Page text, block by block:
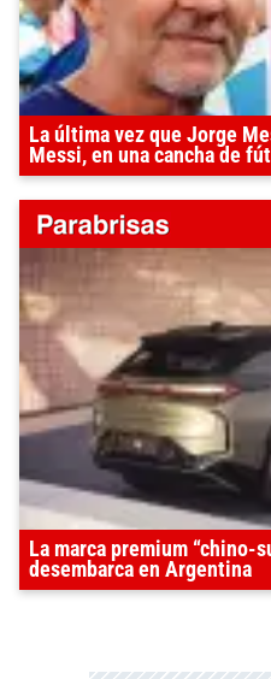
La última vez que Jorge
Messi, en una cancha de
La marca premium “chino-
desembarca en Argentina